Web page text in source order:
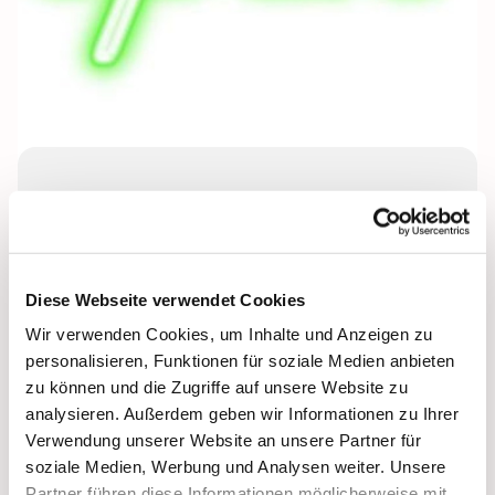
Diese Webseite verwendet Cookies
Wir verwenden Cookies, um Inhalte und Anzeigen zu
personalisieren, Funktionen für soziale Medien anbieten
zu können und die Zugriffe auf unsere Website zu
analysieren. Außerdem geben wir Informationen zu Ihrer
Verwendung unserer Website an unsere Partner für
soziale Medien, Werbung und Analysen weiter. Unsere
Montag, 2. November 2026, 17:00 -
Lichtenplatzer Kapelle
Leitung: Cosima Bockmühl